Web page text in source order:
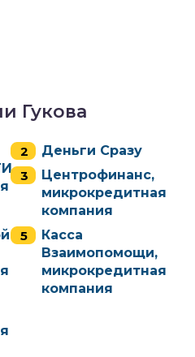
Гукова
Деньги Сразу
Центрофинанс,
микрокредитная
компания
Касса
Взаимопомощи,
микрокредитная
компания